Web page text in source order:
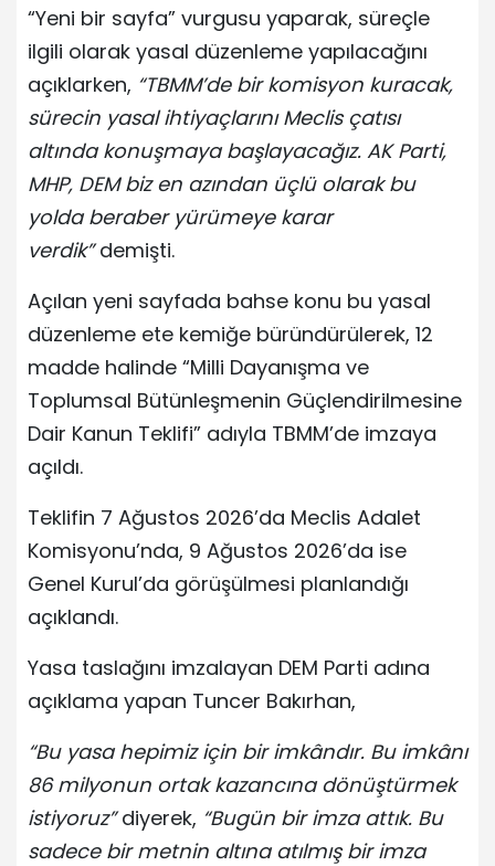
“Yeni bir sayfa” vurgusu yaparak, süreçle
ilgili olarak yasal düzenleme yapılacağını
açıklarken, “TBMM’de bir komisyon kuracak,
sürecin yasal ihtiyaçlarını Meclis çatısı
altında konuşmaya başlayacağız. AK Parti,
MHP, DEM biz en azından üçlü olarak bu
yolda beraber yürümeye karar
verdik”demişti.
Açılan yeni sayfada bahse konu bu yasal
düzenleme ete kemiğe büründürülerek, 12
madde halinde “Milli Dayanışma ve
Toplumsal Bütünleşmenin Güçlendirilmesine
Dair Kanun Teklifi” adıyla TBMM’de imzaya
açıldı.
Teklifin 7 Ağustos 2026’da Meclis Adalet
Komisyonu’nda, 9 Ağustos 2026’da ise
Genel Kurul’da görüşülmesi planlandığı
açıklandı.
Yasa taslağını imzalayan DEM Parti adına
açıklama yapan Tuncer Bakırhan,
“Bu yasa hepimiz için bir imkândır. Bu imkânı
86 milyonun ortak kazancına dönüştürmek
istiyoruz”diyerek, “Bugün bir imza attık. Bu
sadece bir metnin altına atılmış bir imza